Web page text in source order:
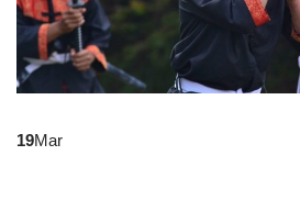
19Mar